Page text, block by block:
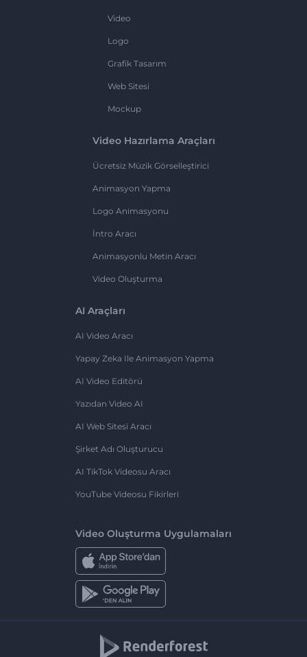
Video
Logo
Grafik Tasarım
Web Sitesi
Mockup
Video Hazırlama Araçları
Ücretsiz Müzik Görselleştirici
Animasyon Yapma
Logo Animasyonu
İntro Aracı
Animasyonlu Metin Aracı
Video Oluşturma
AI Araçları
AI Video Aracı
Yapay Zeka Ile Animasyon Yapma
AI Video Editörü
Yazıdan Video AI
AI Web Sitesi Aracı
Şirket Adı Oluşturucu
AI TikTok Videosu Aracı
YouTube Videosu Fikirleri
Video Oluşturma Uygulamaları